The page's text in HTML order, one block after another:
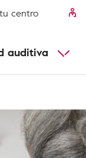
centro
auditiva